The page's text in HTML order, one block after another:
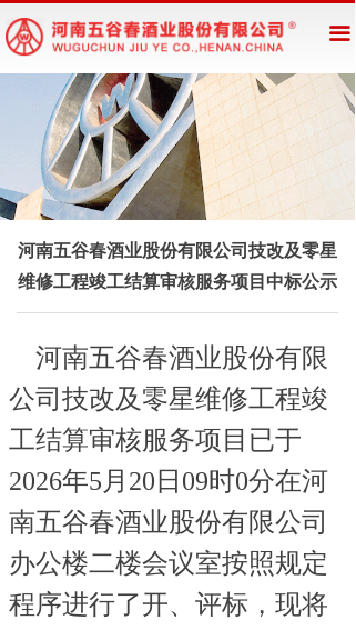
끀
网站首页
企业概况
新闻资讯
公告公示
产品展示
河南五谷春酒业股份有限公司技改及零星
维修工程竣工结算审核服务项目中标公示
河南五谷春酒业股份有限
公司技改及零星维修工程竣
工结算审核服务项 目已于
2026年5月20日09时0分在河
南五谷春酒业股份有限公司
办公楼二楼会议室按照规定
程序进行了开、评标，现将